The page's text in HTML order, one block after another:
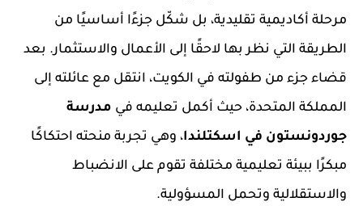
مرحلة أكاديمية تقليدية، بل شكّل جزءًا أساسيًا من
الطريقة التي نظر بها لاحقًا إلى الأعمال والاستثمار. بعد
قضاء جزء من طفولته في الكويت، انتقل مع عائلته إلى
المملكة المتحدة، حيث أكمل تعليمه في مدرسة
جوردونستون في اسكتلندا، وهي تجربة منحته احتكاكًا
مبكرًا ببيئة تعليمية مختلفة تقوم على الانضباط
والاستقلالية وتحمل المسؤولية.